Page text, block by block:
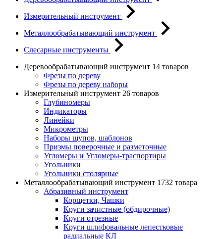
Измерительный инструмент
Металлообрабатывающий инструмент
Слесарные инструменты
Деревообрабатывающий инструмент 14 товаров
Фрезы по дереву
Фрезы по дереву наборы
Измерительный инструмент 26 товаров
Глубиномеры
Индикаторы
Линейки
Микрометры
Наборы щупов, шаблонов
Призмы поверочные и разметочные
Угломеры и Угломеры-траспортиры
Угольники
Угольники столярные
Металлообрабатывающий инструмент 1732 товара
Абразивный инструмент
Корщетки, Чашки
Круги зачистные (обдирочные)
Круги отрезные
Круги шлифовальные лепестковые
радиальные КЛ